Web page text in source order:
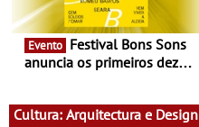
Evento
anuncia os primeiros dez
Cultura: Arquitectura e Design